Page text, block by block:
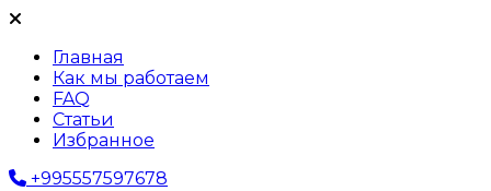
Главная
Как мы работаем
FAQ
Статьи
Избранное
+995557597678